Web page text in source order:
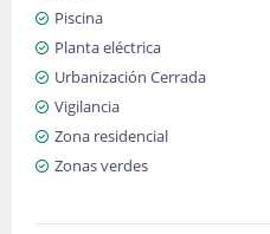
Piscina
Planta eléctrica
Urbanización Cerrada
Vigilancia
Zona residencial
Zonas verdes